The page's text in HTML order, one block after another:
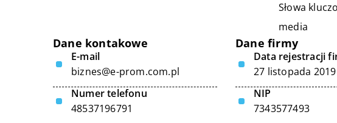
Słowa
media
Dane kontakowe
E-mail
biznes@e-prom.com.pl
Numer telefonu
48537196791
Dane firmy
Data rejestracji
27 listopada 2019
NIP
7343577493